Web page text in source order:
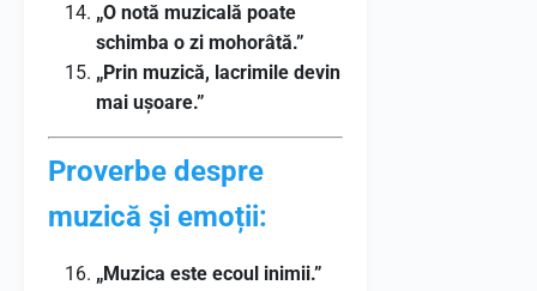
„O notă muzicală poate
schimba o zi mohorâtă.”
„Prin muzică, lacrimile devin
mai ușoare.”
Proverbe despre
muzică și emoții:
„Muzica este ecoul inimii.”